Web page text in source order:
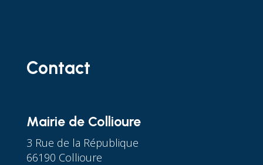
Contact
Mairie de Collioure
3 Rue de la République
66190 Collioure